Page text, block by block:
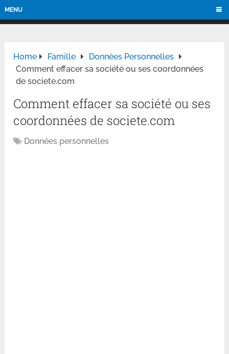
MENU
Home Famille
Données Personnelles
Comment effacer sa société ou ses coordonnées
de societe.com
Comment effacer sa société ou ses
coordonnées de societe.com
Données personnelles